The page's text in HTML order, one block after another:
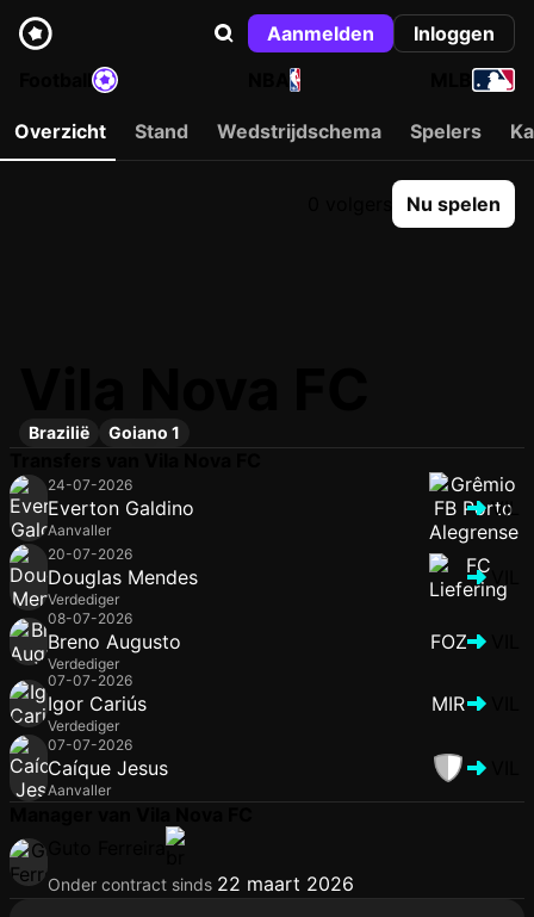
Aanmelden
Inloggen
NBA
Overzicht Stand Wedstrijdschema Spelers
Nu spelen
Brazilië Goiano 1
24-07-2026
Everton Galdino
Aanvaller
VIL
20-07-2026
Douglas Mendes
Verdediger
08-07-2026
Breno Augusto
Verdediger
FOZ
07-07-2026
Igor Cariús
Verdediger
MIR
07-07-2026
Caíque Jesus
Aanvaller
Onder contract sinds 22 maart 2026